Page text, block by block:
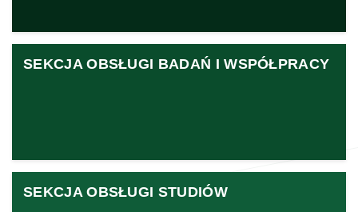
SEKCJA OBSŁUGI BADAŃ I WSPÓŁPRACY
SEKCJA OBSŁUGI STUDIÓW